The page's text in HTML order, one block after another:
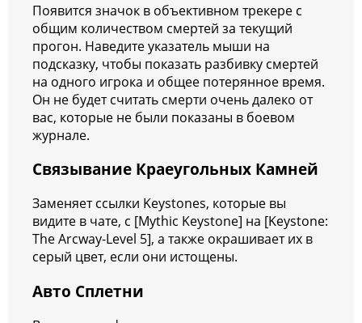
Появится значок в объективном трекере с
общим количеством смертей за текущий
прогон. Наведите указатель мыши на
подсказку, чтобы показать разбивку смертей
на одного игрока и общее потерянное время.
Он не будет считать смерти очень далеко от
вас, которые не были показаны в боевом
журнале.
Связывание Краеугольных Камней
Заменяет ссылки Keystones, которые вы
видите в чате, с [Mythic Keystone] на [Keystone:
The Arcway-Level 5], а также окрашивает их в
серый цвет, если они истощены.
Авто Сплетни